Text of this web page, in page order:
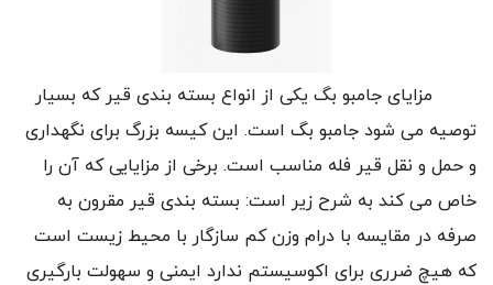
مزایای جامبو بگ یکی از انواع بسته بندی قیر که بسیار
توصیه می شود جامبو بگ است. این کیسه بزرگ برای نگهداری
و حمل و نقل قیر فله مناسب است. برخی از مزایایی که آن را
خاص می کند به شرح زیر است: بسته بندی قیر مقرون به
صرفه در مقایسه با درام وزن کم سازگار با محیط زیست است
که هیچ ضرری برای اکوسیستم ندارد ایمنی و سهولت بارگیری